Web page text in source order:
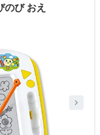
び おえ